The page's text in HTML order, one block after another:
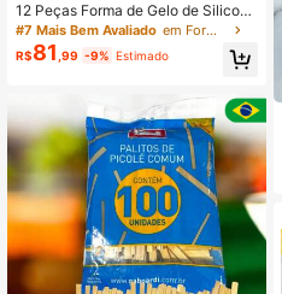
12 Peças Forma de Gelo de Silicon
e, Adequada para Sorvete Caseiro,
Molde Criativo de Casquinha de So
rvete, Picolés e Cubos de Gelo DIY
#7 Mais Bem Avaliado em Forma para picolé
R$81 ,99 -9% Estimado